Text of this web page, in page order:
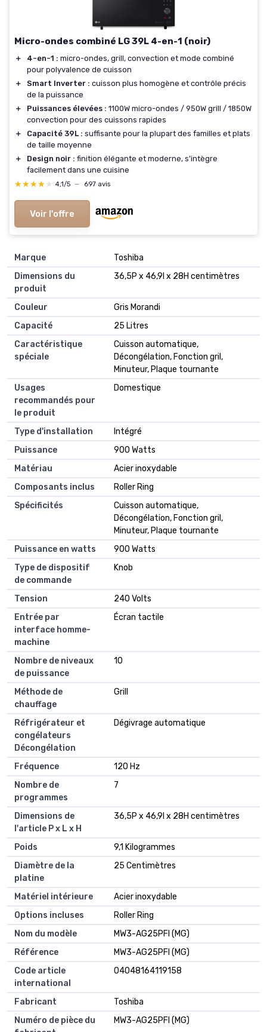
Micro-ondes combiné LG 39L 4-en-1 (noir)
＋ 4-en-1 : micro-ondes, grill, convection et mode combiné
pour polyvalence de cuisson
＋
Smart Inverter : cuisson plus homogène et contrôle précis
de la puissance
＋
Puissances élevées : 1100W micro-ondes / 950W grill / 1850W
convection pour des cuissons rapides
＋
Capacité 39L : suffisante pour la plupart des familles et plats
de taille moyenne
＋
Design noir : finition élégante et moderne, s’intègre
facilement dans une cuisine
★★★★★
★★★★★ 4,1/5 — 697 avis
Voir l'offre
Marque
Toshiba
Dimensions du
produit
36,5P x 46,9l x 28H centimètres
Couleur
Gris Morandi
Capacité
25 Litres
Caractéristique
spéciale
Cuisson automatique,
Décongélation, Fonction gril,
Minuteur, Plaque tournante
Usages
recommandés pour
le produit
Domestique
Type d'installation
Intégré
Puissance
900 Watts
Matériau
Acier inoxydable
Composants inclus
Roller Ring
Spécificités
Cuisson automatique,
Décongélation, Fonction gril,
Minuteur, Plaque tournante
Puissance en watts
900 Watts
Type de dispositif
de commande
Knob
Tension
240 Volts
Entrée par
interface homme-
machine
Écran tactile
Nombre de niveaux
de puissance
10
Méthode de
chauffage
Grill
Réfrigérateur et
congélateurs
Décongélation
Dégivrage automatique
Fréquence
120 Hz
Nombre de
programmes
7
Dimensions de
l'article P x L x H
36,5P x 46,9l x 28H centimètres
Poids
9,1 Kilogrammes
Diamètre de la
platine
25 Centimètres
Matériel intérieure
Acier inoxydable
Options incluses
Roller Ring
Nom du modèle
MW3-AG25PFI (MG)
Référence
MW3-AG25PFI (MG)
Code article
international
04048164119158
Fabricant
Toshiba
Numéro de pièce du
MW3-AG25PFI (MG)